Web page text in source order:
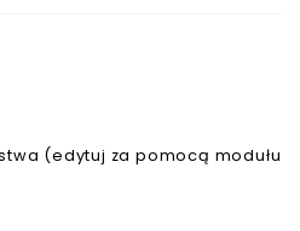
(edytuj za pomocą modułu